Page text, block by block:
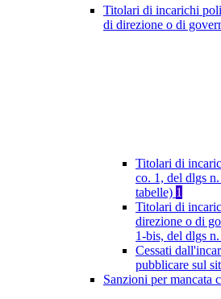
Titolari di incarichi
di direzione o di
Titolari di
co. 1, del dlgs
tabelle) 1
Titolari di
direzione o di
1-bis, del dlgs
Cessati
pubblicare sul
Sanzioni per mancata